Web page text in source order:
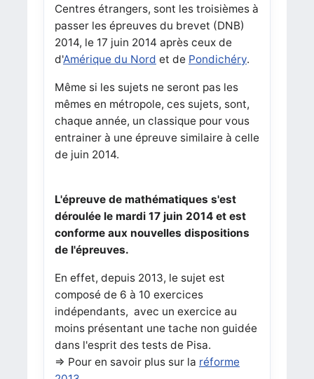
Centres étrangers, sont les troisièmes à
passer les épreuves du brevet (DNB)
2014, le 17 juin 2014 après ceux de
d'Amérique du Nord et de Pondichéry.
Même si les sujets ne seront pas les
mêmes en métropole, ces sujets, sont,
chaque année, un classique pour vous
entrainer à une épreuve similaire à celle
de juin 2014.
L'épreuve de mathématiques s'est
déroulée le mardi 17 juin 2014 et est
conforme aux nouvelles dispositions
de l'épreuves.
En effet, depuis 2013, le sujet est
composé de 6 à 10 exercices
indépendants, avec un exercice au
moins présentant une tache non guidée
dans l'esprit des tests de Pisa.
=> Pour en savoir plus sur la réforme